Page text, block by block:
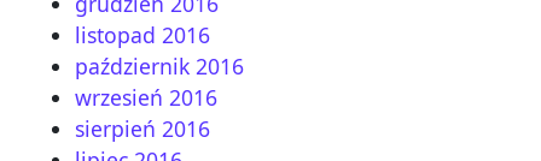
listopad 2016
październik 2016
wrzesień 2016
sierpień 2016